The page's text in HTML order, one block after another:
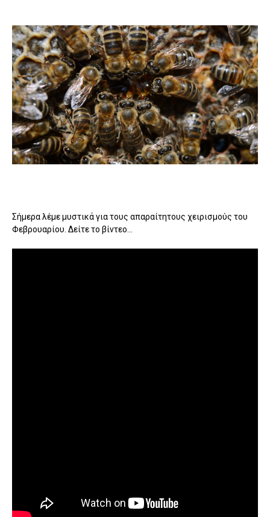
Σήμερα λέμε μυστικά για τους απαραίτητους χειρισμούς του
Φεβρουαρίου. Δείτε το βίντεο...